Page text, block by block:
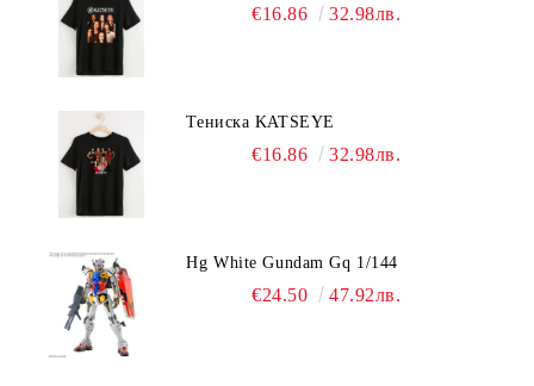
€16.86 32.98лв.
Тениска KATSEYE
€16.86 32.98лв.
Hg White Gundam Gq 1/144
€24.50 47.92лв.